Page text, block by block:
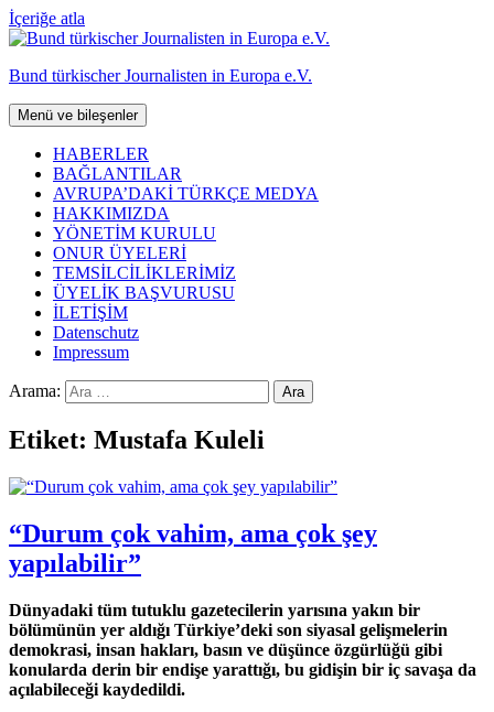
İçeriğe atla
Bund türkischer Journalisten in Europa e.V.
Menü ve bileşenler
HABERLER
BAĞLANTILAR
AVRUPA’DAKİ TÜRKÇE MEDYA
HAKKIMIZDA
YÖNETİM KURULU
ONUR ÜYELERİ
TEMSİLCİLİKLERİMİZ
ÜYELİK BAŞVURUSU
İLETİŞİM
Datenschutz
Impressum
Arama:
Etiket: Mustafa Kuleli
“Durum çok vahim, ama çok şey
yapılabilir”
Dünyadaki tüm tutuklu gazetecilerin yarısına yakın bir
bölümünün yer aldığı Türkiye’deki son siyasal gelişmelerin
demokrasi, insan hakları, basın ve düşünce özgürlüğü gibi
konularda derin bir endişe yarattığı, bu gidişin bir iç savaşa da
açılabileceği kaydedildi.